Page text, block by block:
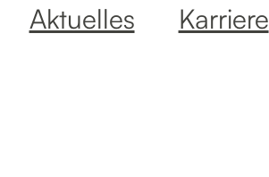
Aktuelles Karriere